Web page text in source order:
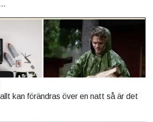
kan förändras över en natt så är det